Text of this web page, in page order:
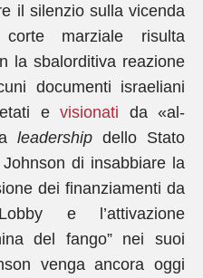
il silenzio sulla vicenda
marziale risulta
la sbalorditiva reazione
documenti israeliani
evisionati da «al-
leadershipdello Stato
di insabbiare la
dei finanziamenti da
e l’attivazione
del fango” nei suoi
venga ancora oggi